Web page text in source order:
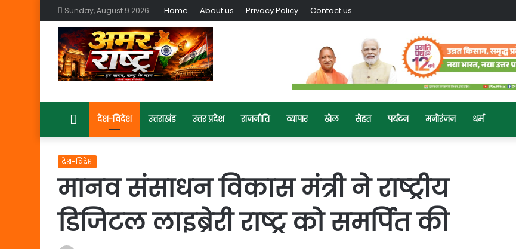
Sunday, August 9 2026 Home About us Privacy Policy Contact us
Homeदेश-विदेश उत्तराखंड उत्तर प्रदेश राजनीति व्यापार खेल सेहत पर्यटन मनोरंजन धर्म
देश-विदेश
मानव संसाधन विकास मंत्री ने राष्‍ट्रीय
डिजिटल लाइब्रेरी राष्‍ट्र को समर्पित की